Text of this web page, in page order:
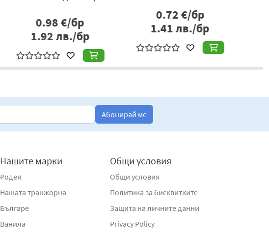
1.23€/бр
2.41лв./бр
0.57€/бр
1.11лв./бр
Абонирай ме
Нашите марки
Родея
Нашата транжорна
Българе
Ванила
Общи условия
Общи условия
Политика за бисквитките
Защита на личните данни
Privacy Policy